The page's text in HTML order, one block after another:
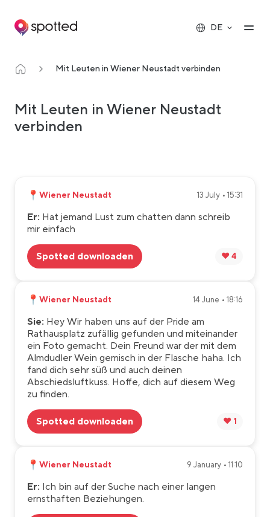
Main navigation
DE
Mit Leuten in Wiener Neustadt verbinden
Mit Leuten in Wiener Neustadt
verbinden
📍 Wiener Neustadt 13 July • 15:31
Er: Hat jemand Lust zum chatten dann schreib
mir einfach
Spotted downloaden ❤️ 4
📍 Wiener Neustadt 14 June • 18:16
Sie: Hey Wir haben uns auf der Pride am
Rathausplatz zufällig gefunden und miteinander
ein Foto gemacht. Dein Freund war der mit dem
Almdudler Wein gemisch in der Flasche haha. Ich
fand dich sehr süß und auch deinen
Abschiedsluftkuss. Hoffe, dich auf diesem Weg
zu finden.
Spotted downloaden ❤️ 1
📍 Wiener Neustadt 9 January • 11:10
Er: Ich bin auf der Suche nach einer langen
ernsthaften Beziehungen.